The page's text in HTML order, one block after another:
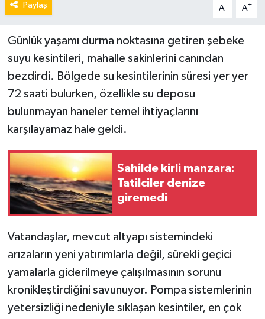
Paylaş A- A+
Günlük yaşamı durma noktasına getiren şebeke
suyu kesintileri, mahalle sakinlerini canından
bezdirdi. Bölgede su kesintilerinin süresi yer yer
72 saati bulurken, özellikle su deposu
bulunmayan haneler temel ihtiyaçlarını
karşılayamaz hale geldi.
Sahilde kirli manzara:
Tatilciler denize
giremedi
Vatandaşlar, mevcut altyapı sistemindeki
arızaların yeni yatırımlarla değil, sürekli geçici
yamalarla giderilmeye çalışılmasının sorunu
kronikleştirdiğini savunuyor. Pompa sistemlerinin
yetersizliği nedeniyle sıklaşan kesintiler, en çok